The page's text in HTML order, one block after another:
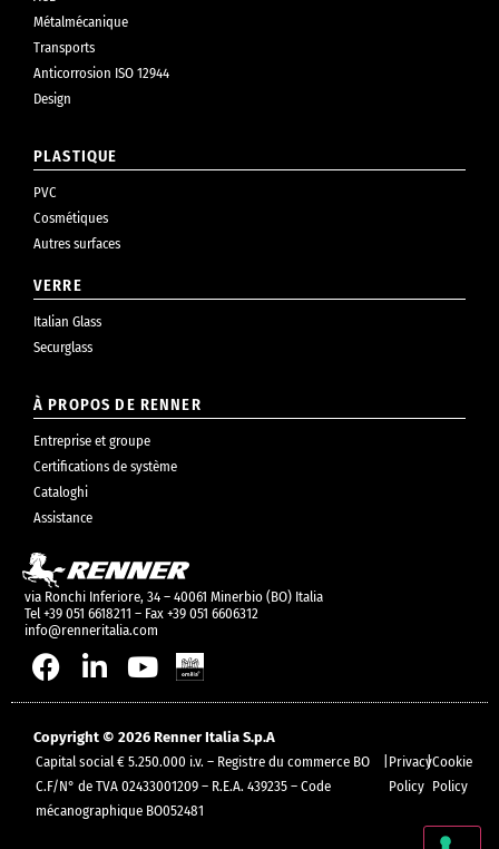
Métalmécanique
Transports
Anticorrosion ISO 12944
Design
PLASTIQUE
PVC
Cosmétiques
Autres surfaces
VERRE
Italian Glass
Securglass
À PROPOS DE RENNER
Entreprise et groupe
Certifications de système
Cataloghi
Assistance
via Ronchi Inferiore, 34 – 40061 Minerbio (BO) Italia
Tel +39 051 6618211 – Fax +39 051 6606312
info@renneritalia.com
Copyright © 2026 Renner Italia S.p.A
Capital social € 5.250.000 i.v. – Registre du commerce BO
C.F/N° de TVA 02433001209 – R.E.A. 439235 – Code
mécanographique BO052481
|Privacy
Policy
|Cookie
Policy